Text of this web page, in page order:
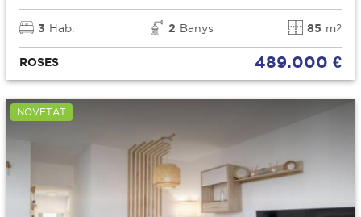
3 Hab. 2 Banys 85 m2
ROSES 489.000 €
NOVETAT